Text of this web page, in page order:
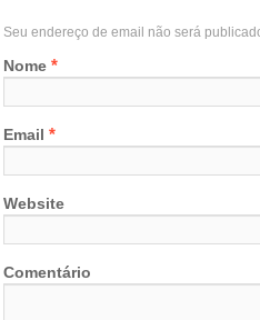
Seu endereço de email não será
Nome *
Email *
Website
Comentário